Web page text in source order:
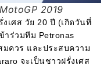
2019
เศส วัย 20 ปี (เกิดวันที่
าร่วมทีม Petronas
มควร และประสบความ
จะเป็นชาวฝรั่งเศส